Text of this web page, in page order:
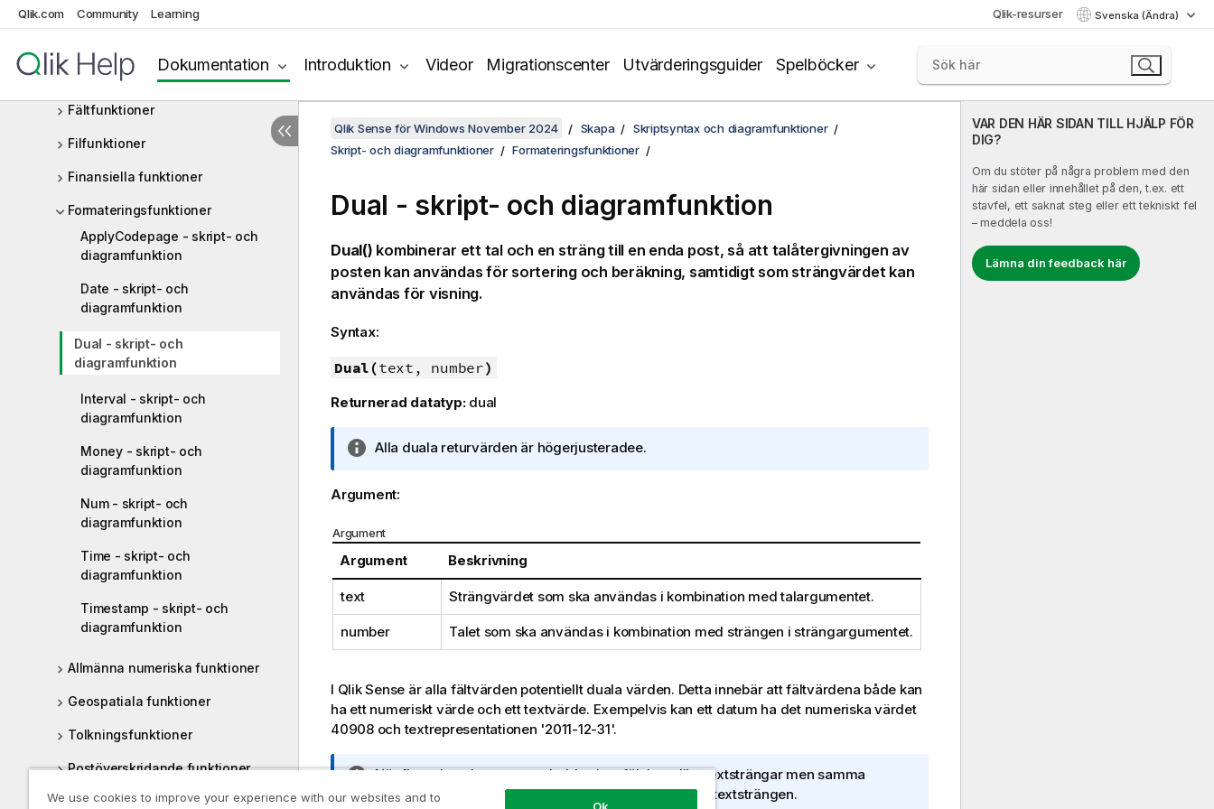
Qlik.com Community Learning Qlik-resurser Svenska (Ändra)
Dokumentation Introduktion Videor Migrationscenter Utvärderingsguider Spelböcker
Datum- och tidsfunktioner
Exponentiella och logaritmiska
funktioner
Fältfunktioner
Filfunktioner
Finansiella funktioner
Formateringsfunktioner
ApplyCodepage - skript- och
diagramfunktion
Date - skript- och
diagramfunktion
Dual - skript- och
diagramfunktion
Interval - skript- och
diagramfunktion
Money - skript- och
diagramfunktion
Num - skript- och
diagramfunktion
Time - skript- och
diagramfunktion
Timestamp - skript- och
diagramfunktion
Allmänna numeriska funktioner
Geospatiala funktioner
Tolkningsfunktioner
Postöverskridande funktioner
Logiska funktioner
VAR DEN HÄR SIDAN TILL HJÄLP FÖR
DIG?
Om du stöter på några problem med den
här sidan eller innehållet på den, t.ex. ett
stavfel, ett saknat steg eller ett tekniskt fel
– meddela oss!
Lämna din feedback här
Qlik Sense för Windows November 2024 Skapa
Skriptsyntax och diagramfunktioner
Skript- och diagramfunktioner
Formateringsfunktioner
Dual - skript- och diagramfunktion
Dual() kombinerar ett tal och en sträng till en enda post, så att talåtergivningen av
posten kan användas för sortering och beräkning, samtidigt som strängvärdet kan
användas för visning.
Syntax:
Dual(text, number)
Returnerad datatyp: dual
A
c
k
n
g
o
i
n
f
r
a
Alla duala returvärden är högerjusteradee.
Argument:
Argument
Argument Beskrivning
text Strängvärdet som ska användas i kombination med talargumentet.
number Talet som ska användas i kombination med strängen i strängargumentet.
I Qlik Sense är alla fältvärden potentiellt duala värden. Detta innebär att fältvärdena både kan
ha ett numeriskt värde och ett textvärde. Exempelvis kan ett datum ha det numeriska värdet
40908och textrepresentationen '2011-12-31'.
A
n
När flera dataelement som laddas i ett fält har olika textsträngar men samma
numeriska värde, delar de alla den första påträffade textsträngen.
We use cookies to improve your experience with our websites and to